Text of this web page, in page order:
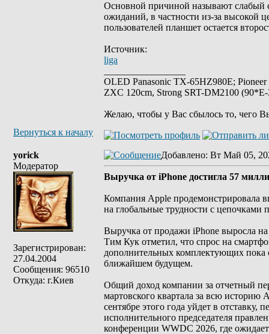
Основной причиной называют слабый
ожиданий, в частности из-за высокой
пользователей планшет остается
Источник:
liga
OLED Panasonic TX-65HZ980E;
ZXC 120cm, Strong SRT-DM2100
Желаю, чтобы у Вас сбылось то, чего
Вернуться к началу
yorick
Модератор
Зарегистрирован:
27.04.2004
Сообщения: 96510
Откуда: г.Киев
Добавлено: Вт Май 05,
Выручка от iPhone достигла 57
Компания Apple продемонстрировала
на глобальные трудности с цепочками
Выручка от продажи iPhone выросла
Тим Кук отметил, что спрос на
дополнительных комплектующих пока
ближайшем будущем.
Общий доход компании за отчетный
мартовского квартала за всю
сентябре этого года уйдет в
исполнительного председателя
конференции WWDC 2026, где